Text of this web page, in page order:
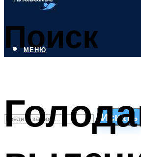
Поиск
Искать
МЕНЮ